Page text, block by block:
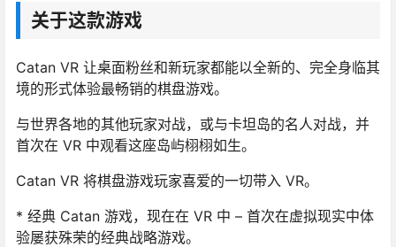
关于这款游戏
Catan VR 让桌面粉丝和新玩家都能以全新的、完全身临其
境的形式体验最畅销的棋盘游戏。
与世界各地的其他玩家对战，或与卡坦岛的名人对战，并
首次在 VR 中观看这座岛屿栩栩如生。
Catan VR 将棋盘游戏玩家喜爱的一切带入 VR。
* 经典 Catan 游戏，现在在 VR 中 – 首次在虚拟现实中体
验屡获殊荣的经典战略游戏。